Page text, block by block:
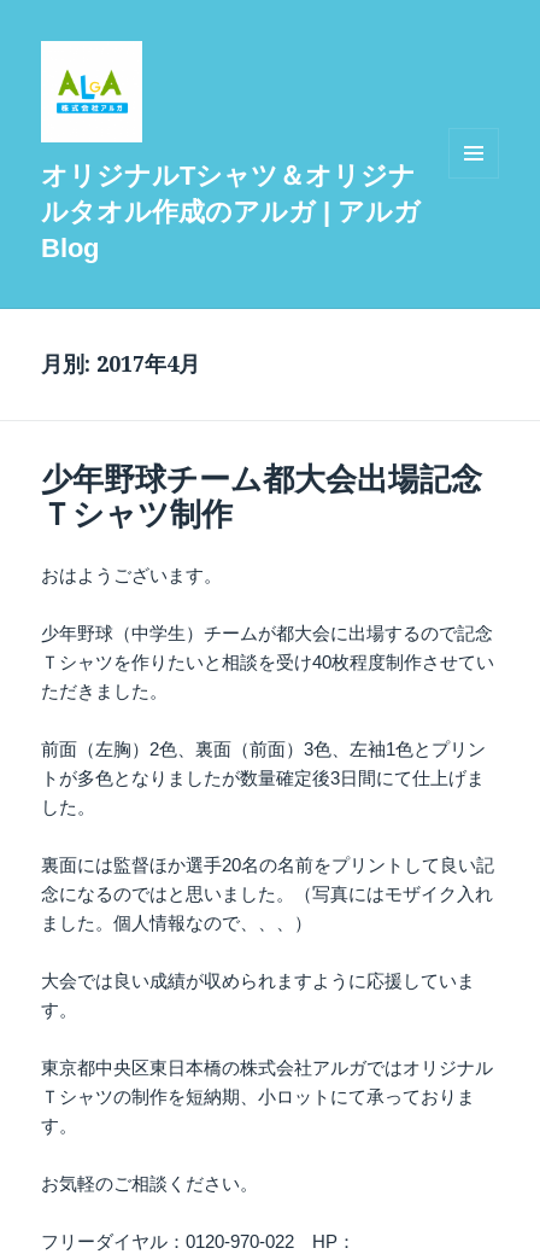
オリジナルTシャツ＆オリジナ
ルタオル作成のアルガ | アルガ
Blog
月別: 2017年4月
少年野球チーム都大会出場記念
Ｔシャツ制作
おはようございます。
少年野球（中学生）チームが都大会に出場するので記念
Ｔシャツを作りたいと相談を受け40枚程度制作させてい
ただきました。
前面（左胸）2色、裏面（前面）3色、左袖1色とプリン
トが多色となりましたが数量確定後3日間にて仕上げま
した。
裏面には監督ほか選手20名の名前をプリントして良い記
念になるのではと思いました。（写真にはモザイク入れ
ました。個人情報なので、、、）
大会では良い成績が収められますように応援していま
す。
東京都中央区東日本橋の株式会社アルガではオリジナル
Ｔシャツの制作を短納期、小ロットにて承っておりま
す。
お気軽のご相談ください。
フリーダイヤル：0120-970-022 HP：